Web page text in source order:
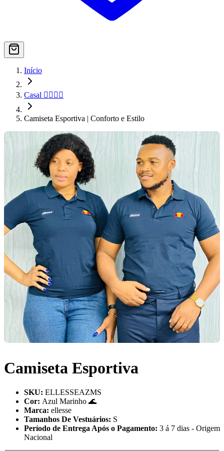
Início
Casal 👨‍❤️‍💋‍👨
Camiseta Esportiva | Conforto e Estilo
Camiseta Esportiva
SKU: ELLESSEAZMS
Cor: Azul Marinho 🌊
Marca: ellesse
Tamanhos De Vestuários: S
Período de Entrega Após o Pagamento: 3 á 7 dias - Origem
Nacional